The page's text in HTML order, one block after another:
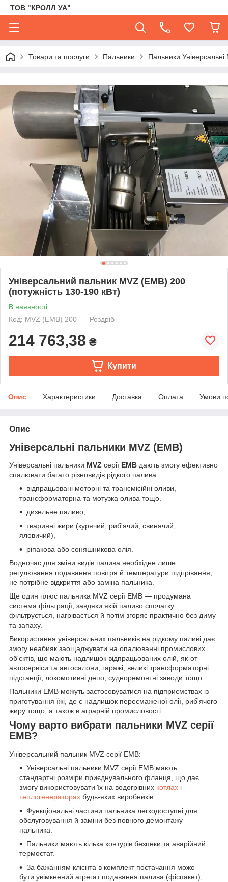
ТОВ "КРОЛЛ УА"
Товари та послуги Пальники Пальники
Універсальний пальник MVZ (EMB) 200
(потужність 130-190 кВт)
В наявності
Код: MVZ (EMB) 200
Роздріб
214 763,38 ₴
Купити
Опис Характеристики Доставка Оплата Умови
Опис
Універсальні пальники MVZ (EMB)
Універсальні пальники MVZ серії EMB дають змогу ефективно
спалювати багато різновидів рідкого палива:
відпрацьовані моторні та трансмісійні оливи,
трансформаторна та мотузка олива тощо.
дизельне паливо,
тваринні жири (курячий, риб'ячий, свинячий,
яловичий),
ріпакова або соняшникова олія.
Водночас для зміни видів палива необхідне лише
регулювання подавання повітря й температури підігрівання,
не потрібне відкриття або заміна пальника.
Ще один плюс пальника MVZ серії EMB — продумана
система фільтрації, завдяки якій паливо спочатку
фільтрується, нагрівається й потім згоряє практично без диму
та запаху.
Використання універсальних пальників на рідкому паливі дає
змогу неабияк заощаджувати на опалюванні промислових
об'єктів, що мають надлишок відпрацьованих олій, як-от
автосервіси та автосалони, гаражі, великі трансформаторні
підстанції, локомотивні депо, судноремонтні заводи тощо.
Пальники EMB можуть застосовуватися на підприємствах із
приготування їжі, де є надлишок пересмаженої олії, риб'ячого
жиру тощо, а також в аграрній промисловості.
Чому варто вибрати пальники MVZ серії
EMB?
Універсальний пальник MVZ серії EMB:
Універсальні пальники MVZ серії EMB мають
стандартні розміри приєднувального фланця, що дає
змогу використовувати їх на водогрівних котлах і
теплогенераторах будь-яких виробників
Функціональні частини пальника легкодоступні для
обслуговування й заміни без повного демонтажу
пальника.
Пальники мають кілька контурів безпеки та аварійний
термостат.
За бажанням клієнта в комплект постачання може
бути увімкнений агрегат подавання палива (фіспакет),